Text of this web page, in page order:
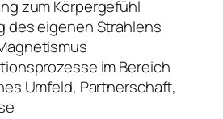
zum Körpergefühl
des eigenen Strahlens
im Bereich
Umfeld, Partnerschaft,